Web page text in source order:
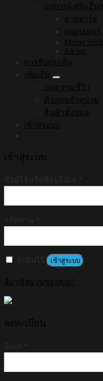
อุปกรณ์เสริมอื่นๆ
สายชาร์จ
อแดปเตอร์
Momo Stick
Air tag
การรับประกัน
เพิ่มเติม
บทความ/รีวิว
ตัวแทนจำหน่าย
สินค้าทั้งหมด
เข้าสู่ระบบ
เข้าสู่ระบบ
เข้าสู่ระบบ
ลืมรหัสผ่านของคุณ?
ลงทะเบียน